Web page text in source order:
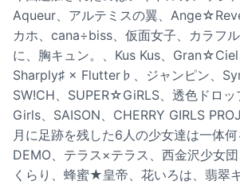
Aqueur、アルテミスの翼、
カホ、cana÷biss、仮面女子、カラフ
に、胸キュン。、Kus Kus、Gran☆Ciel
Sharply♯ × Flutter♭、ジャンピン、
SW!CH、SUPER☆GiRLS、透色ドロ
Girls、SAISON、CHERRY GIRLS
月に足跡を残した6人の少女達は一体何
DEMO、テラス×テラス、西金沢少女
くらり、蜂蜜★皇帝、花いろは、翡翠